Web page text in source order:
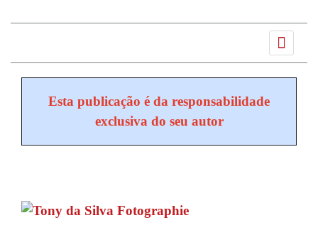
Esta publicação é da responsabilidade
exclusiva do seu autor
Ano
Mês
Próximo
Próximo